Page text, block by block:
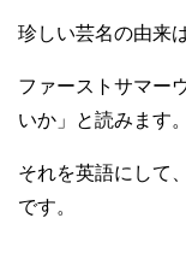
珍しい芸名の由来
ファーストサマー
いか」と読みます。
それを英語にして
です。